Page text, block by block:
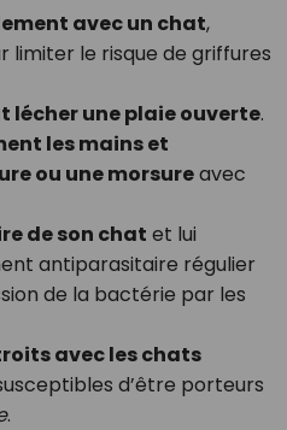
avec un chat,
limiter le risque de griffures
lécher une plaie ouverte.
les mains et
ou une morsureavec
de son chat et lui
antiparasitaire régulier
de la bactérie par les
avec les chats
d’être porteurs
.